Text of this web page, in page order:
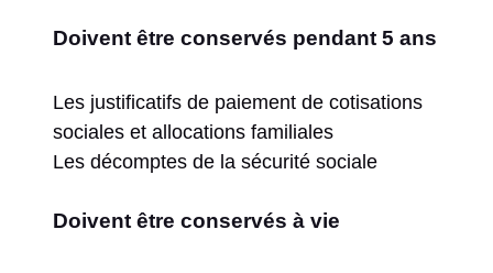
Doivent être conservés pendant 5 ans
Les justificatifs de paiement de cotisations
sociales et allocations familiales
Les décomptes de la sécurité sociale
Doivent être conservés à vie